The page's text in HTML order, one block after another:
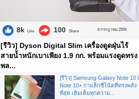
8k Like 100 Share 8 กรกฎาคม 2559
[รีวิว] Dyson Digital Slim เครื่องดูดฝุ่นไร้
สายน้ำหนักเบาเพียง 1.9 กก. พร้อมแรงดูดทรง
พล...
[รีวิว] Samsung Galaxy Note 10 l
Note 10+ กาแล็กซี่โน้ตที่ทรงพลัง
ที่สุด เติมเต็มทุกความ...